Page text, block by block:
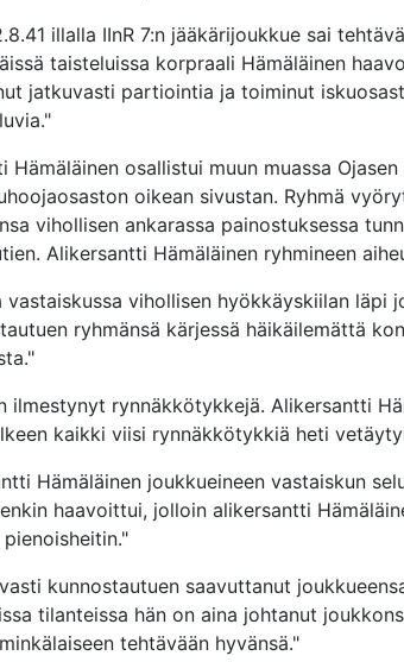
illalla IInR 7:n jääkärijoukkue sai
taisteluissa korpraali Hämäläinen
jatkuvasti partiointia ja toiminut
Hämäläinen osallistui muun muassa
oikean sivustan. Ryhmä
vihollisen ankarassa painostuksessa
Alikersantti Hämäläinen ryhmineen
vastaiskussa vihollisen hyökkäyskiilan
ryhmänsä kärjessä häikäilemättä
ilmestynyt rynnäkkötykkejä. Alikersantti
kaikki viisi rynnäkkötykkiä heti
Hämäläinen joukkueineen vastaiskun
haavoittui, jolloin alikersantti
kunnostautuen saavuttanut
tilanteissa hän on aina johtanut
tehtävään hyvänsä."